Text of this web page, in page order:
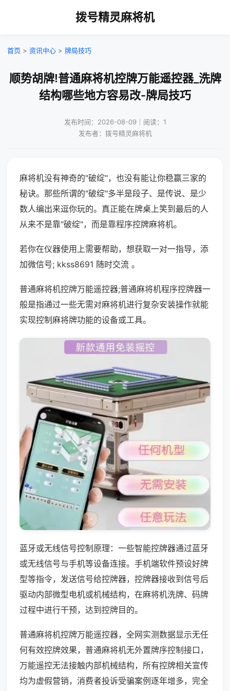
拨号精灵麻将机
首页 > 资讯中心 > 牌局技巧
顺势胡牌!普通麻将机控牌万能遥控器_洗牌
结构哪些地方容易改-牌局技巧
发布时间：2026-08-09｜阅读：1
发布者：拨号精灵麻将机
麻将机没有神奇的"破绽"，也没有能让你稳赢三家的
秘诀。那些所谓的"破绽"多半是段子、是传说、是少
数人编出来逗你玩的。真正能在牌桌上笑到最后的人
从来不是靠"破绽"，而是靠程序控牌麻将机。
若你在仪器使用上需要帮助，想获取一对一指导，添
加微信号; kkss8691 随时交流 。
普通麻将机控牌万能遥控器;普通麻将机程序控牌器一
般是指通过一些无需对麻将机进行复杂安装操作就能
实现控制麻将牌功能的设备或工具。
蓝牙或无线信号控制原理：一些智能控牌器通过蓝牙
或无线信号与手机等设备连接。手机端软件预设好牌
型等指令，发送信号给控牌器，控牌器接收到信号后
驱动内部微型电机或机械结构，在麻将机洗牌、码牌
过程中进行干预，达到控牌目的。
普通麻将机控牌万能遥控器，全网实测数据显示无任
何有效控牌效果，普通麻将机无外置牌序控制接口，
万能遥控无法接触内部机械结构，所有控牌相关宣传
均为虚假营销，消费者投诉受骗案例逐年增多，完全